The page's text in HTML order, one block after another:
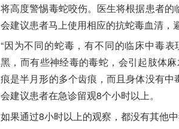
将高度警惕毒蛇咬伤。医生将根据患者
会建议患者马上使用相应的抗蛇毒血清，
“因为不同的蛇毒，有不同的临床中毒
黑，而有些神经毒的毒蛇，会引起肢体
痕是半月形的多个齿痕，而且身体没有
会建议患者在急诊留观8个小时以上。
如果通过8小时以上的观察，都没有其他